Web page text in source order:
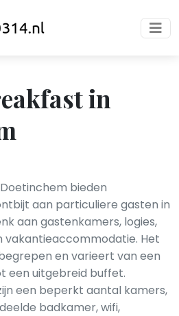
in
bieden
aan particuliere gasten in
aan gastenkamers, logies,
vakantieaccommodatie. Het
en varieert van een
een uitgebreid buffet.
een beperkt aantal kamers,
badkamer, wifi,